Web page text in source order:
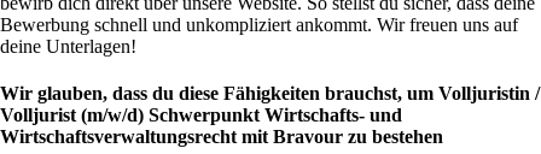
Bewerbung schnell und unkompliziert ankommt. Wir freuen uns auf
deine Unterlagen!
Wir glauben, dass du diese Fähigkeiten brauchst, um Volljuristin /
Volljurist (m/w/d) Schwerpunkt Wirtschafts- und
Wirtschaftsverwaltungsrecht mit Bravour zu bestehen